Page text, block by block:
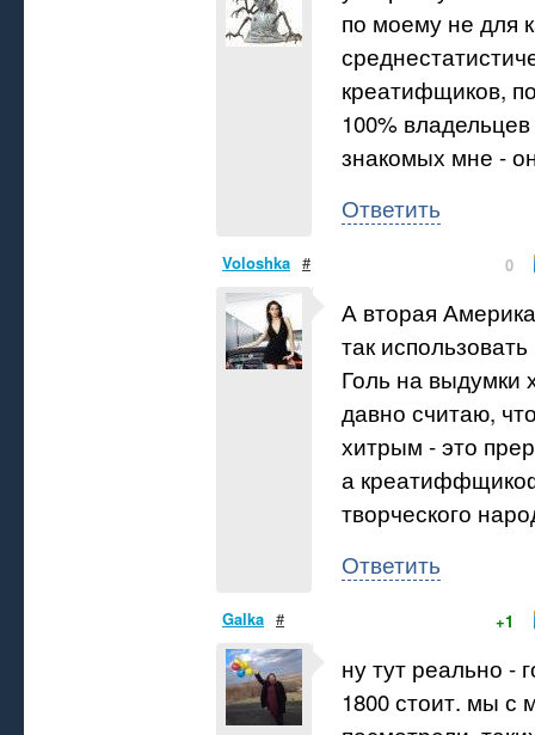
по моему не для
креатифщиков,
100%
знакомых мне -
Ответить
Voloshka # 0
А вторая
так
Голь на выдумки
давно считаю,
хитрым - это
а
творческого
Ответить
Galka # +1
ну тут реально -
1800 стоит. мы с